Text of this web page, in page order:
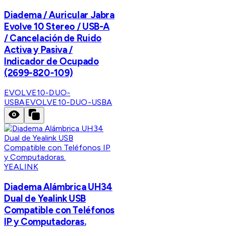
Diadema / Auricular Jabra
Evolve 10 Stereo / USB-A
/ Cancelación de Ruido
Activa y Pasiva /
Indicador de Ocupado
(2699-820-109)
EVOLVE10-DUO-
USBAEVOLVE10-DUO-USBA
YEALINK
Diadema Alámbrica UH34
Dual de Yealink USB
Compatible con Teléfonos
IP y Computadoras.